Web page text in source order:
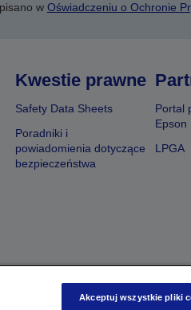
w Oświadczeniu o Ochronie
Kwestie prawne
Safety Data Sheets
Poradniki i
powiadomienia dotyczące
bezpieczeństwa
Portal
Epson
LPGA
Akceptuj wszystkie pliki